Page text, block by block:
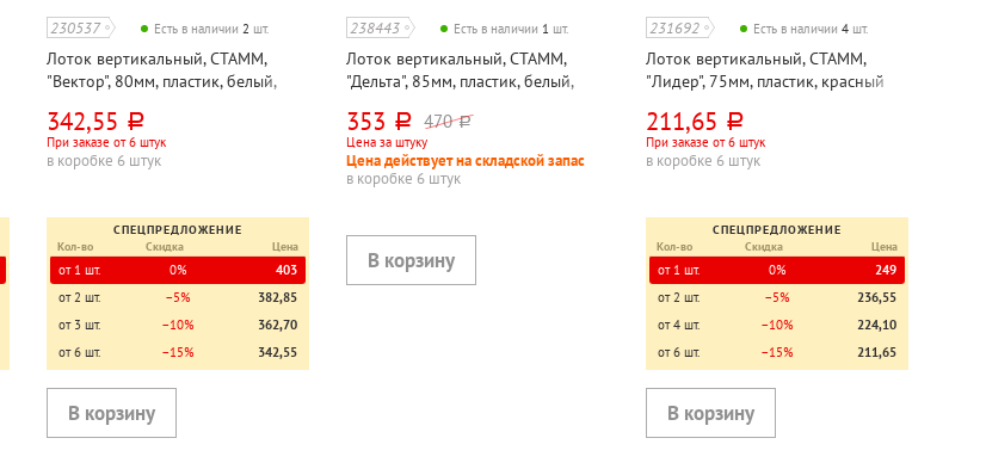
230537 Есть в наличии2 шт.
Лоток вертикальный, СТАММ,
"Вектор", 80мм, пластик, белый,
342,55 руб.
При заказе от 6 штук
в коробке 6 штук
СПЕЦПРЕДЛОЖЕНИЕ
Кол-во
Скидка Цена
от 1 шт. 0%
403
от 2 шт.
−5%
382,85
от 3 шт.
−10%
362,70
от 6 шт.
−15% 342,55
238443 Есть в наличии 1 шт.
Лоток вертикальный, СТАММ,
"Дельта", 85мм, пластик, белый,
353 руб. 470 руб.
Цена за штуку
Цена действует на складской запас
в коробке 6 штук
231692 Есть в наличии4 шт.
Лоток вертикальный, СТАММ,
"Лидер", 75мм, пластик, красный
211,65 руб.
При заказе от 6 штук
в коробке 6 штук
СПЕЦПРЕДЛОЖЕНИЕ
Кол-во
Скидка Цена
от 1 шт. 0%
249
от 2 шт.
−5%
236,55
от 4 шт.
−10%
224,10
от 6 шт.
−15% 211,65